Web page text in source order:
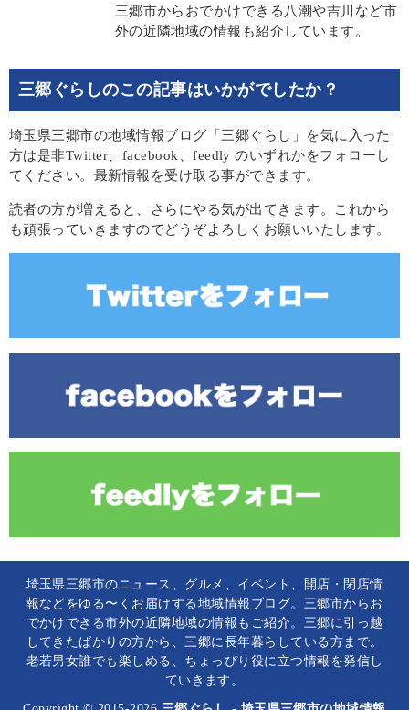
三郷市からおでかけできる八潮や吉川など市
外の近隣地域の情報も紹介しています。
三郷ぐらしのこの記事はいかがでしたか？
埼玉県三郷市の地域情報ブログ「三郷ぐらし」を気に入った
方は是非Twitter、facebook、feedly のいずれかをフォローし
てください。最新情報を受け取る事ができます。
読者の方が増えると、さらにやる気が出てきます。これから
も頑張っていきますのでどうぞよろしくお願いいたします。
埼玉県三郷市のニュース、グルメ、イベント、開店・閉店情
報などをゆる〜くお届けする地域情報ブログ。三郷市からお
でかけできる市外の近隣地域の情報もご紹介。三郷に引っ越
してきたばかりの方から、三郷に長年暮らしている方まで。
老若男女誰でも楽しめる、ちょっぴり役に立つ情報を発信し
ていきます。